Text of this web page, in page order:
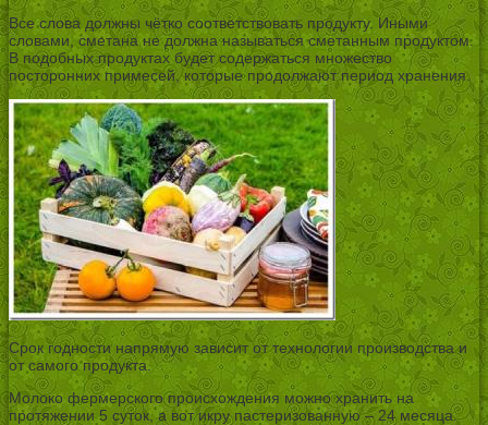
Все слова должны чётко соответствовать продукту. Иными
словами, сметана не должна называться сметанным продуктом.
В подобных продуктах будет содержаться множество
посторонних примесей, которые продолжают период хранения.
Срок годности напрямую зависит от технологии производства и
от самого продукта.
Молоко фермерского происхождения можно хранить на
протяжении 5 суток, а вот икру пастеризованную – 24 месяца.